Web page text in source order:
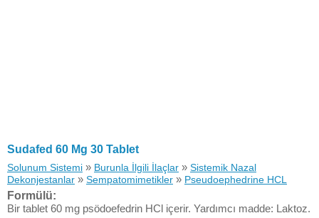
Sudafed 60 Mg 30 Tablet
Solunum Sistemi » Burunla İlgili İlaçlar » Sistemik Nazal
Dekonjestanlar » Sempatomimetikler » Pseudoephedrine HCL
Formülü:
Bir tablet 60 mg psödoefedrin HCl içerir. Yardımcı madde: Laktoz.